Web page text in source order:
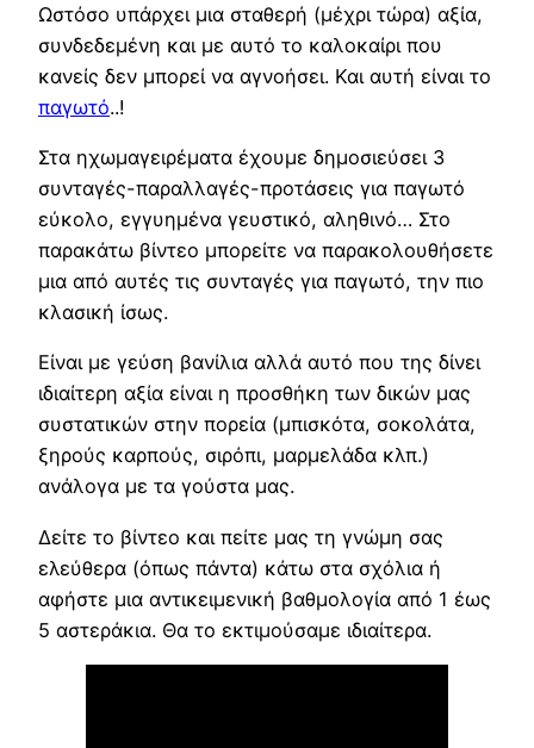
Ωστόσο υπάρχει μια σταθερή (μέχρι τώρα) αξία,
συνδεδεμένη και με αυτό το καλοκαίρι που
κανείς δεν μπορεί να αγνοήσει. Και αυτή είναι το
παγωτό..!
Στα ηχωμαγειρέματα έχουμε δημοσιεύσει 3
συνταγές-παραλλαγές-προτάσεις για παγωτό
εύκολο, εγγυημένα γευστικό, αληθινό… Στο
παρακάτω βίντεο μπορείτε να παρακολουθήσετε
μια από αυτές τις συνταγές για παγωτό, την πιο
κλασική ίσως.
Είναι με γεύση βανίλια αλλά αυτό που της δίνει
ιδιαίτερη αξία είναι η προσθήκη των δικών μας
συστατικών στην πορεία (μπισκότα, σοκολάτα,
ξηρούς καρπούς, σιρόπι, μαρμελάδα κλπ.)
ανάλογα με τα γούστα μας.
Δείτε το βίντεο και πείτε μας τη γνώμη σας
ελεύθερα (όπως πάντα) κάτω στα σχόλια ή
αφήστε μια αντικειμενική βαθμολογία από 1 έως
5 αστεράκια. Θα το εκτιμούσαμε ιδιαίτερα.